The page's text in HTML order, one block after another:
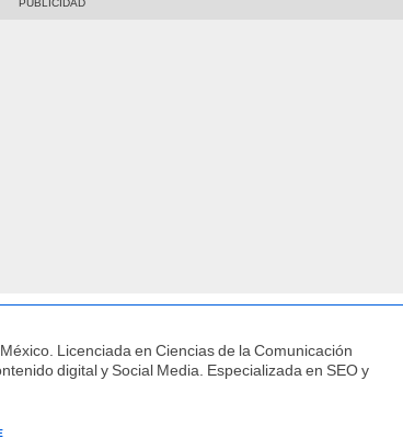
Licenciada en Ciencias de la Comunicación
digital y Social Media. Especializada en SEO y